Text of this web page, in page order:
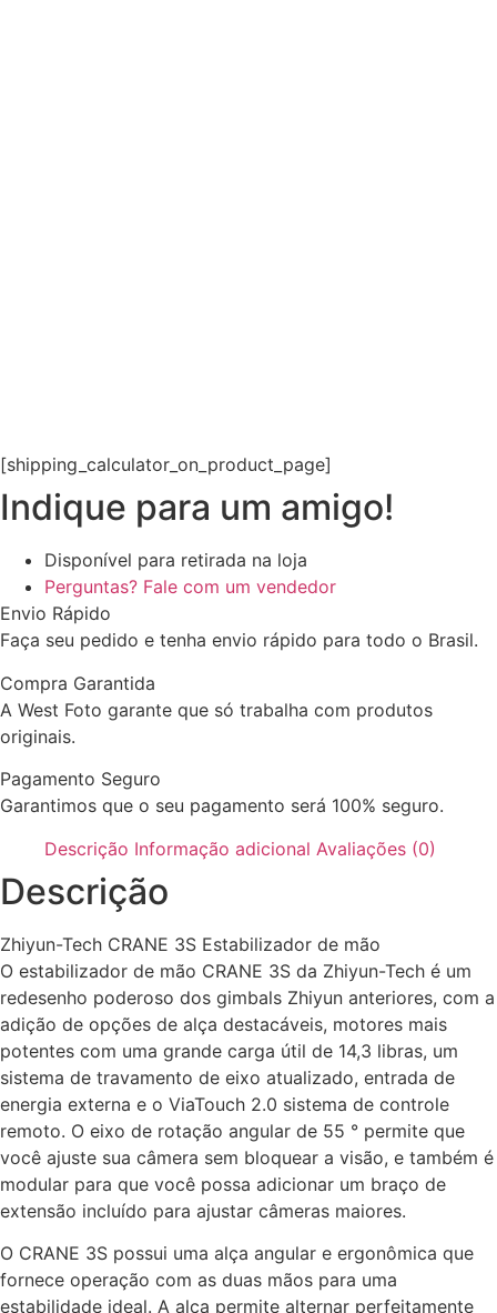
[shipping_calculator_on_product_page]
Indique para um amigo!
Disponível para retirada na loja
Perguntas? Fale com um vendedor
Envio Rápido
Faça seu pedido e tenha envio rápido para todo o Brasil.
Compra Garantida
A West Foto garante que só trabalha com produtos
originais.
Pagamento Seguro
Garantimos que o seu pagamento será 100% seguro.
Descrição Informação adicional Avaliações (0)
Descrição
Zhiyun-Tech CRANE 3S Estabilizador de mão
O estabilizador de mão CRANE 3S da Zhiyun-Tech é um
redesenho poderoso dos gimbals Zhiyun anteriores, com a
adição de opções de alça destacáveis, motores mais
potentes com uma grande carga útil de 14,3 libras, um
sistema de travamento de eixo atualizado, entrada de
energia externa e o ViaTouch 2.0 sistema de controle
remoto. O eixo de rotação angular de 55 ° permite que
você ajuste sua câmera sem bloquear a visão, e também é
modular para que você possa adicionar um braço de
extensão incluído para ajustar câmeras maiores.
O CRANE 3S possui uma alça angular e ergonômica que
fornece operação com as duas mãos para uma
estabilidade ideal. A alça permite alternar perfeitamente